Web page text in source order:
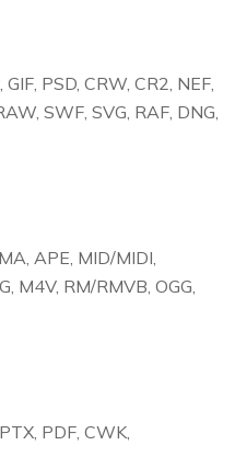
PSD, CRW, CR2, NEF,
SWF, SVG, RAF, DNG,
APE, MID/MIDI,
M4V, RM/RMVB, OGG,
PDF, CWK,